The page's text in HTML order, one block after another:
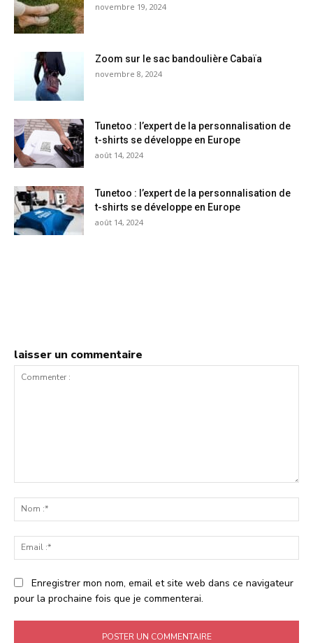
novembre 19, 2024
Zoom sur le sac bandoulière Cabaïa
novembre 8, 2024
Tunetoo : l’expert de la personnalisation de
t-shirts se développe en Europe
août 14, 2024
Tunetoo : l’expert de la personnalisation de
t-shirts se développe en Europe
août 14, 2024
laisser un commentaire
:*
:*
Enregistrer mon nom, email et site web dans ce navigateur
pour la prochaine fois que je commenterai.